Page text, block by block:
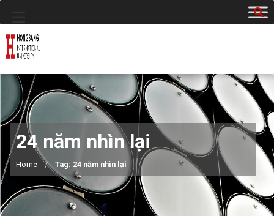
24 năm nhìn lại
Home Tag: 24 năm nhìn lại